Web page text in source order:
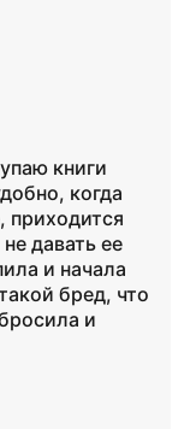
книги
когда
приходится
давать ее
и начала
бред, что
и